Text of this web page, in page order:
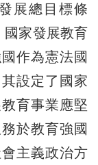
展總目標條
國家發展教育
作為憲法國
設定了國家
育事業應堅
於教育強國
主義政治方